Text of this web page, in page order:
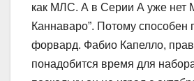
как МЛС. А в Серии А уже нет
Каннаваро”. Потому способен
форвард. Фабио Капелло,
понадобится время для